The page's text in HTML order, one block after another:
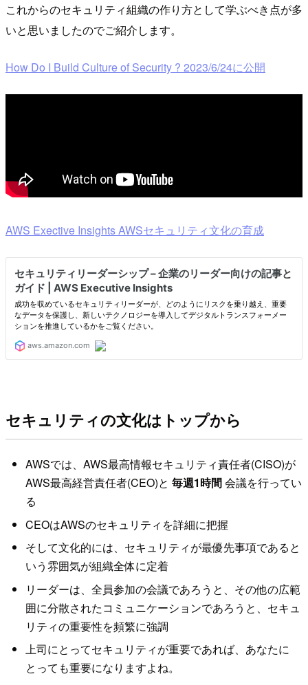
これからのセキュリティ組織の作り方として学ぶべき点が多
いと思いましたのでご紹介します。
How Do I Build Culture of Security ? 2023/6/24に公開
AWS Exective Insights AWSセキュリティ文化の育成
セキュリティの文化はトップから
AWSでは、AWS最高情報セキュリティ責任者(CISO)が
AWS最高経営責任者(CEO)と 毎週1時間会議を行ってい
る
CEOはAWSのセキュリティを詳細に把握
そして文化的には、セキュリティが最優先事項であると
いう雰囲気が組織全体に定着
リーダーは、全員参加の会議であろうと、その他の広範
囲に分散されたコミュニケーションであろうと、セキュ
リティの重要性を頻繁に強調
上司にとってセキュリティが重要であれば、あなたに
とっても重要になりますよね。